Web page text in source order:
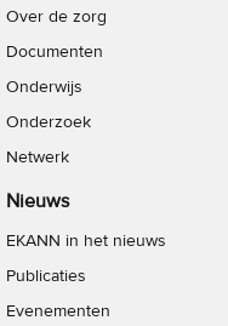
Over de zorg
Documenten
Onderwijs
Onderzoek
Netwerk
Nieuws
EKANN in het nieuws
Publicaties
Evenementen